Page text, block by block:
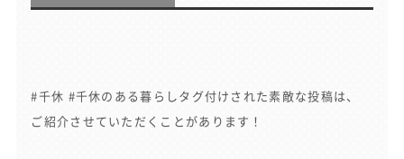
#千休 #千休のある暮らしタグ付けされた素敵な投稿は、
ご紹介させていただくことがあります！